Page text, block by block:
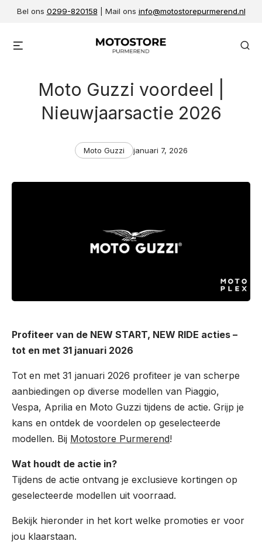
Skip
content
Bel ons 0299-820158 | Mail ons info@motostorepurmerend.nl
Moto Guzzi voordeel |
Nieuwjaarsactie 2026
Categories
Moto Guzzi
Post
januari 7, 2026
Profiteer van de NEW START, NEW RIDE acties –
tot en met 31 januari 2026
Tot en met 31 januari 2026 profiteer je van scherpe
aanbiedingen op diverse modellen van Piaggio,
Vespa, Aprilia en Moto Guzzi tijdens de actie. Grijp je
kans en ontdek de voordelen op geselecteerde
modellen. Bij Motostore Purmerend!
Wat houdt de actie in?
Tijdens de actie ontvang je exclusieve kortingen op
geselecteerde modellen uit voorraad.
Bekijk hieronder in het kort welke promoties er voor
jou klaarstaan.